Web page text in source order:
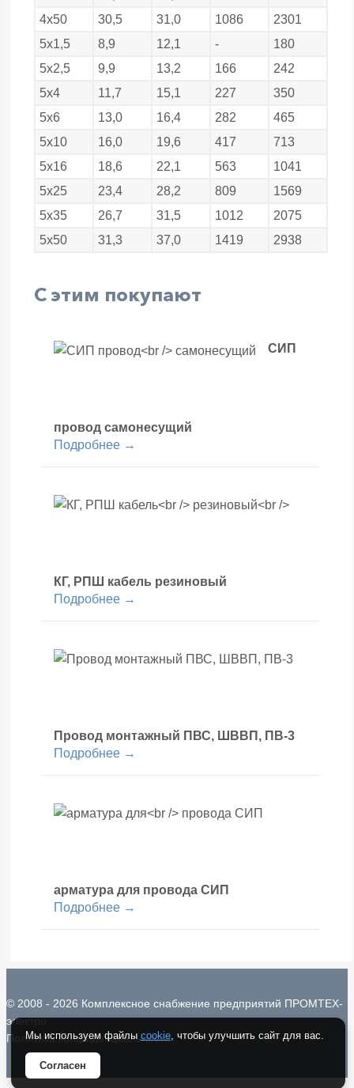
4х50
30,5 31,0 1086
2301
5х1,5
8,9 12,1 -
180
5х2,5
9,9 13,2 166
242
5х4
11,7 15,1 227
350
5х6
13,0 16,4 282
465
5х10
16,0 19,6 417
713
5х16
18,6 22,1 563
1041
5х25
23,4 28,2 809
1569
5х35
26,7 31,5 1012
2075
5х50
31,3 37,0 1419 2938
С этим покупают
СИП
провод самонесущий
Подробнее →
КГ, РПШ кабель резиновый
Подробнее →
Провод монтажный ПВС, ШВВП, ПВ-3
Подробнее →
арматура для провода СИП
Подробнее →
© 2008 - 2026 Комплексное снабжение предприятий ПРОМТЕХ-
электро
Политика конфиденциальности
Мы используем файлы cookie, чтобы улучшить сайт для вас.
Согласен